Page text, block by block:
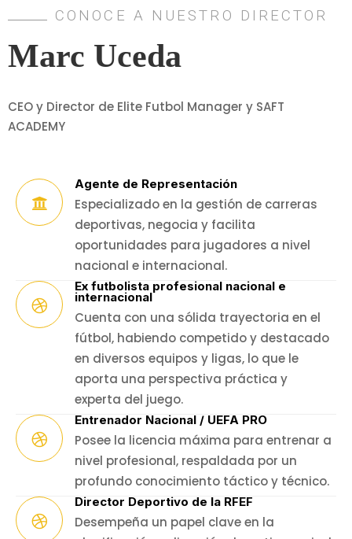
CONOCE A NUESTRO DIRECTOR
Marc Uceda
CEO y Director de Elite Futbol Manager y SAFT
ACADEMY
Agente de Representación
Especializado en la gestión de carreras
deportivas, negocia y facilita
oportunidades para jugadores a nivel
nacional e internacional.
Ex futbolista profesional nacional e
internacional
Cuenta con una sólida trayectoria en el
fútbol, habiendo competido y destacado
en diversos equipos y ligas, lo que le
aporta una perspectiva práctica y
experta del juego.
Entrenador Nacional / UEFA PRO
Posee la licencia máxima para entrenar a
nivel profesional, respaldada por un
profundo conocimiento táctico y técnico.
Director Deportivo de la RFEF
Desempeña un papel clave en la